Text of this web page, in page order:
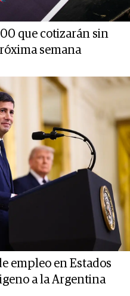
que cotizarán sin
semana
empleo en Estados
a la Argentina